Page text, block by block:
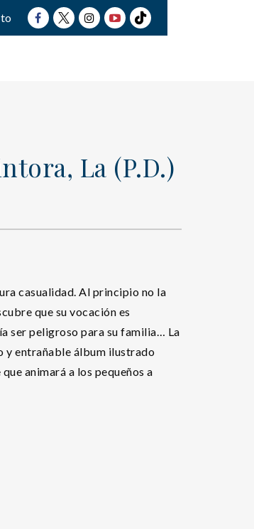
La (P.D.)
casualidad. Al principio no la
que su vocación es
ser peligroso para su familia… La
y entrañable álbum ilustrado
animará a los pequeños a